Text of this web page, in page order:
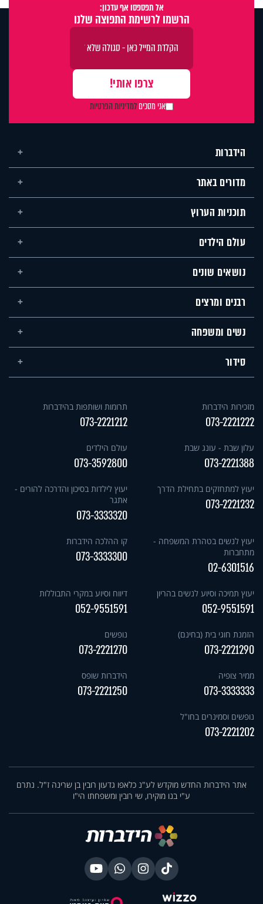
אל תפספסו אף עדכון:
הרשמו לרשימת התפוצה שלנו
אני מסכיםלמדיניות הפרטיות
הידברות
מדורים באתר
תוכניות הערוץ
עולם הילדים
נושאים שונים
רבנים ומרצים
נשים ומשפחה
סידור
מזכירות הידברות
073-2221222
תרומות ושותפות בהידברות
073-2221212
עלון שבת - עונג שבת
073-2221388
עולם הילדים
073-3592800
יעוץ למתחזקים בתחילת הדרך
073-2221232
יעוץ לילדות בסיכון והדרכה להורים -
אתגר
073-3333320
יעוץ לנשים בטהרת המשפחה -
מתחברות
02-6301516
קו ההלכה הידברות
073-3333300
יעוץ תמיכה וסיוע לנשים בהריון
052-9551591
דיווח וסיוע במקרי התבוללות
052-9551591
הזמנת חוגי בית (בחינם)
073-2221290
נופשים
073-2221270
ממיר צופיה
073-3333333
הידברות שופס
073-2221250
נופשים וסמינרים בחו"ל
073-2221202
אתר הידברות החדש מוקדש לע"נ כלאפו גדעון רובין בן שרינה ז"ל. נתרם
ע"י בנו מוקירו, שי רובין ומשפחתו הי"ו